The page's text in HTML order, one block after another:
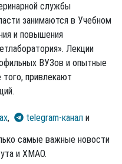
службы
занимаются в Учебном
и повышения
Лекции
ВУЗов и опытные
привлекают
, telegram-канал и
самые важные новости
и ХМАО.